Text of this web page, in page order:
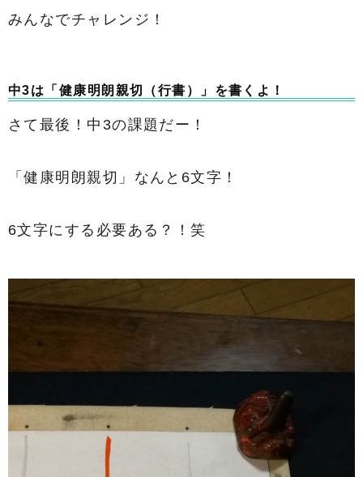
みんなでチャレンジ！
中3は「健康明朗親切（行書）」を書くよ！
さて最後！中3の課題だー！
「健康明朗親切」なんと6文字！
6文字にする必要ある？！笑